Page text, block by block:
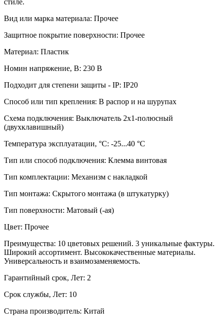
Вид или марка материала: Прочее
Защитное покрытие поверхности: Прочее
Материал: Пластик
Номин напряжение, В: 230 В
Подходит для степени защиты - IP: IP20
Способ или тип крепления: В распор и на шурупах
Схема подключения: Выключатель 2х1-полюсный
(двухклавишный)
Температура эксплуатации, °C: -25...40 °C
Тип или способ подключения: Клемма винтовая
Тип комплектации: Механизм с накладкой
Тип монтажа: Скрытого монтажа (в штукатурку)
Тип поверхности: Матовый (-ая)
Цвет: Прочее
Преимущества: 10 цветовых решений. 3 уникальные фактуры.
Широкий ассортимент. Высококачественные материалы.
Универсальность и взаимозаменяемость.
Гарантийный срок, Лет: 2
Срок службы, Лет: 10
Страна производитель: Китай